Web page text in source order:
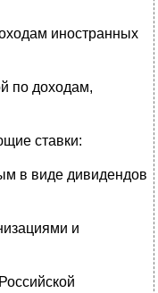
иностранных
по доходам,
ставки:
в виде дивидендов
и